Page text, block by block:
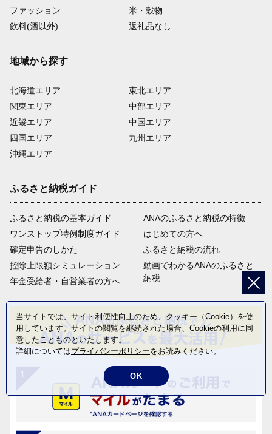
ファッション
米・穀物
飲料(酒以外)
返礼品なし
地域から探す
北海道エリア
関東エリア
近畿エリア
四国エリア
沖縄エリア
東北エリア
中部エリア
中国エリア
九州エリア
ふるさと納税ガイド
ふるさと納税の基本ガイド
ワンストップ特例制度ガイド
確定申告のしかた
控除上限額シミュレーション
年金受給者・自営業者の方へ
ANAのふるさと納税の特徴
はじめての方へ
ふるさと納税の流れ
動画でわかるANAのふるさと
納税
当サイトでは、サイト利便性向上のため、クッキー（Cookie）を使
用しています。サイトの閲覧を継続された場合、Cookieの利用に同
意したことものといたします。
詳細についてはプライバシーポリシーをお読みください。
OK